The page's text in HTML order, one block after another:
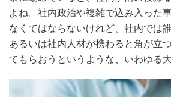
よね。社内政治や複雑で込み入った
なくてはならないけれど、社内では
あるいは社内人材が携わると角が立
てもらおうというような、いわゆる